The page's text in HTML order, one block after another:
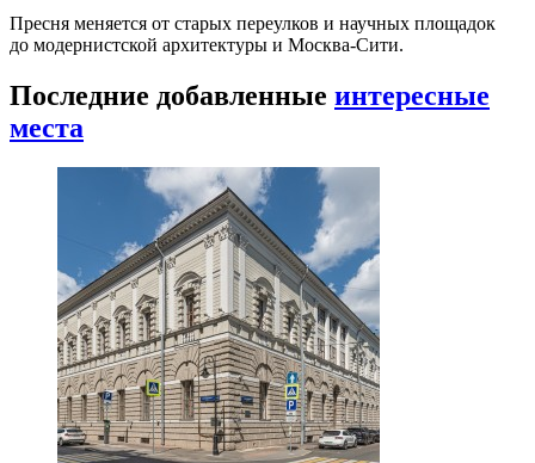
Пресня меняется от старых переулков и научных площадок
до модернистской архитектуры и Москва-Сити.
Последние добавленные интересные
места